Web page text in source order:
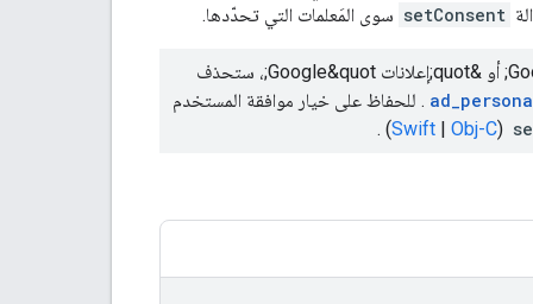
setConsent سوى المَعلمات التي تحدّدها.
إذا سحب مستخدم موافقته التي سبق أن منحها بشأن تخزين بيانات &quot;إحصاءات Google&quot; أو &quot;إعلانات Google&quot;، ستحذف
. للحفاظ على خيار موافقة المستخدم
(
Swift | Obj-C
) .